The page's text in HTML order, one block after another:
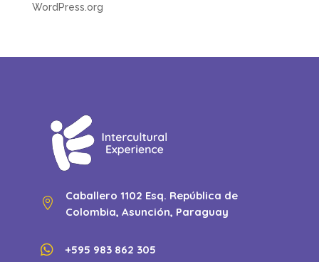
WordPress.org

Caballero 1102 Esq. República de
Colombia, Asunción, Paraguay
 +595 983 862 305